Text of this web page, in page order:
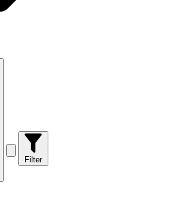
Filter